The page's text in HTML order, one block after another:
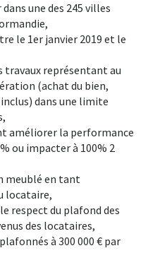
une des 245 villes
le 1er janvier 2019 et le
travaux représentant au
(achat du bien,
dans une limite
améliorer la performance
ou impacter à 100% 2
meubléen tant
locataire,
respect du plafond des
des locataires,
plafonnés à 300 000 € par